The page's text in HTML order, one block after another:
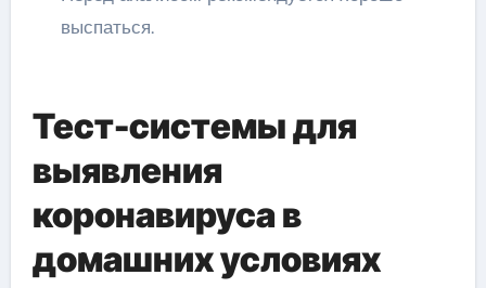
выспаться.
Тест-системы для
выявления
коронавируса в
домашних условиях